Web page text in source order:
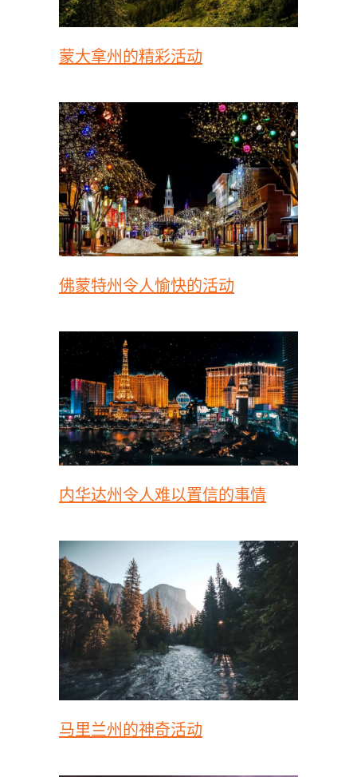
蒙大拿州的精彩活动
佛蒙特州令人愉快的活动
内华达州令人难以置信的事情
马里兰州的神奇活动